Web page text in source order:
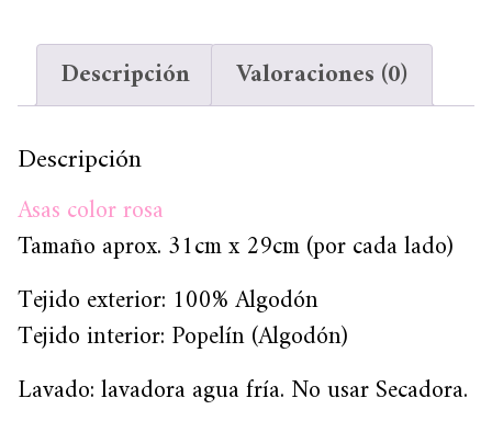
Descripción Valoraciones (0)
Descripción
Asas color rosa
Tamaño aprox. 31cm x 29cm(por cada lado)
Tejido exterior: 100% Algodón
Tejido interior: Popelín (Algodón)
Lavado: lavadora agua fría. No usar Secadora.